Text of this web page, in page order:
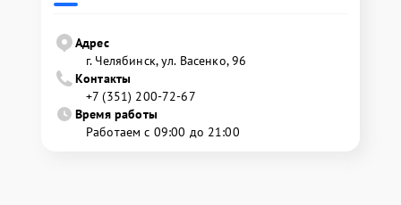
Адрес
г. Челябинск, ул. Васенко, 96
Контакты
+7 (351) 200-72-67
Время работы
Работаем с 09:00 до 21:00